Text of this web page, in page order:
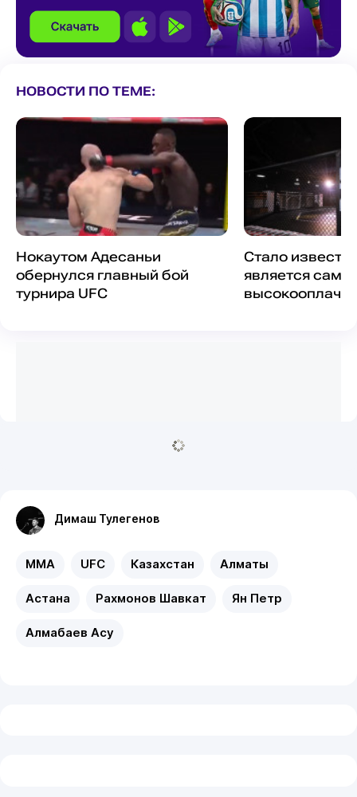
НОВОСТИ ПО ТЕМЕ:
Нокаутом Адесаньи
обернулся главный бой
турнира UFC
Стало
является
Димаш Тулегенов
MMA UFC Казахстан Алматы
Астана Рахмонов Шавкат Ян Петр
Алмабаев Асу